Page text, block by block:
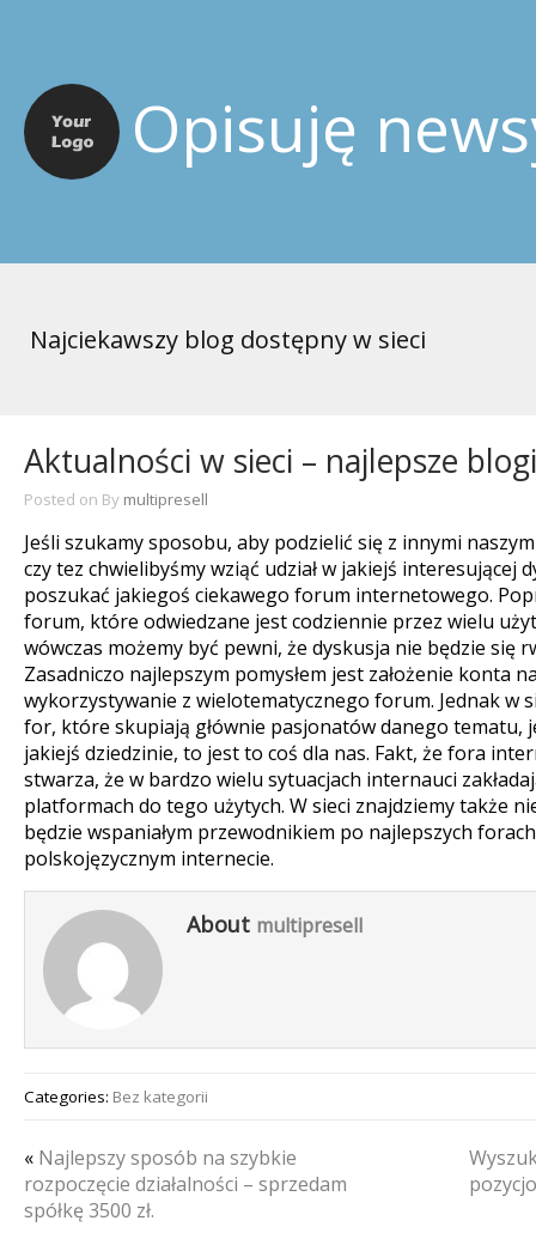
Opisuję
Najciekawszy blog dostępny w sieci
Aktualności w sieci – najlepsze blogi
Posted on By multipresell
Jeśli szukamy sposobu, aby podzielić się z innymi
czy tez chwielibyśmy wziąć udział w jakiejś interesującej
poszukać jakiegoś ciekawego forum internetowego.
forum, które odwiedzane jest codziennie przez wielu
wówczas możemy być pewni, że dyskusja nie będzie się
Zasadniczo najlepszym pomysłem jest założenie konta
wykorzystywanie z wielotematycznego forum. Jednak w
for, które skupiają głównie pasjonatów danego tematu,
jakiejś dziedzinie, to jest to coś dla nas. Fakt, że fora
stwarza, że w bardzo wielu sytuacjach internauci
platformach do tego użytych. W sieci znajdziemy także
będzie wspaniałym przewodnikiem po najlepszych
polskojęzycznym internecie.
About multipresell
Categories: Bez kategorii
« Najlepszy sposób na szybkie
rozpoczęcie działalności – sprzedam
spółkę 3500 zł.